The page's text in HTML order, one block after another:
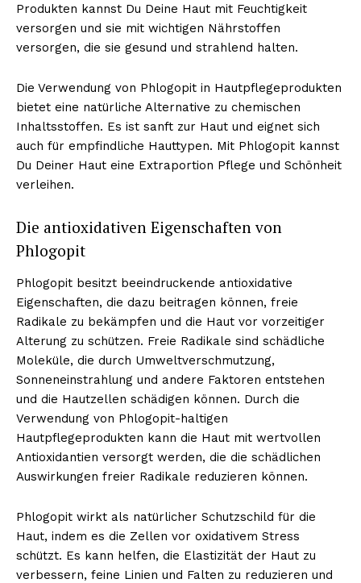
Produkten kannst Du Deine Haut mit Feuchtigkeit
versorgen und sie mit wichtigen Nährstoffen
versorgen, die sie gesund und strahlend halten.
Die Verwendung von Phlogopit in Hautpflegeprodukten
bietet eine natürliche Alternative zu chemischen
Inhaltsstoffen. Es ist sanft zur Haut und eignet sich
auch für empfindliche Hauttypen. Mit Phlogopit kannst
Du Deiner Haut eine Extraportion Pflege und Schönheit
verleihen.
Die antioxidativen Eigenschaften von
Phlogopit
Phlogopit besitzt beeindruckende antioxidative
Eigenschaften, die dazu beitragen können, freie
Radikale zu bekämpfen und die Haut vor vorzeitiger
Alterung zu schützen. Freie Radikale sind schädliche
Moleküle, die durch Umweltverschmutzung,
Sonneneinstrahlung und andere Faktoren entstehen
und die Hautzellen schädigen können. Durch die
Verwendung von Phlogopit-haltigen
Hautpflegeprodukten kann die Haut mit wertvollen
Antioxidantien versorgt werden, die die schädlichen
Auswirkungen freier Radikale reduzieren können.
Phlogopit wirkt als natürlicher Schutzschild für die
Haut, indem es die Zellen vor oxidativem Stress
schützt. Es kann helfen, die Elastizität der Haut zu
verbessern, feine Linien und Falten zu reduzieren und